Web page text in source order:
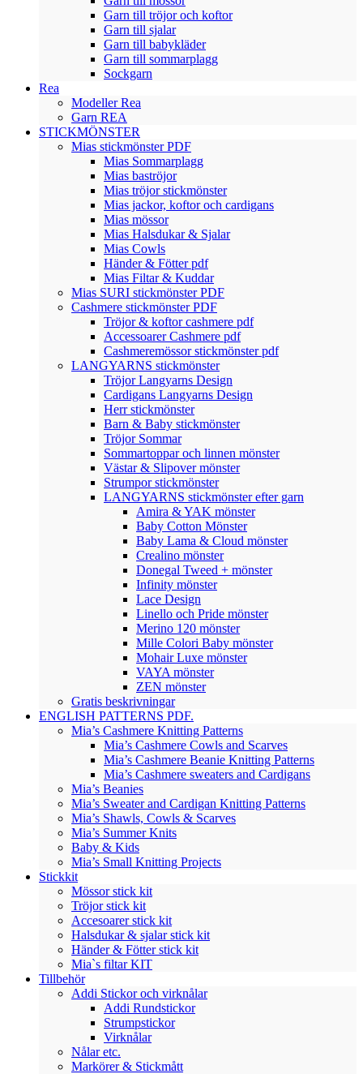
Garn till tröjor och koftor
Garn till sjalar
Garn till babykläder
Garn till sommarplagg
Sockgarn
Rea
Modeller Rea
Garn REA
STICKMÖNSTER
Mias stickmönster PDF
Mias Sommarplagg
Mias baströjor
Mias tröjor stickmönster
Mias jackor, koftor och cardigans
Mias mössor
Mias Halsdukar & Sjalar
Mias Cowls
Händer & Fötter pdf
Mias Filtar & Kuddar
Mias SURI stickmönster PDF
Cashmere stickmönster PDF
Tröjor & koftor cashmere pdf
Accessoarer Cashmere pdf
Cashmeremössor stickmönster pdf
LANGYARNS stickmönster
Tröjor Langyarns Design
Cardigans Langyarns Design
Herr stickmönster
Barn & Baby stickmönster
Tröjor Sommar
Sommartoppar och linnen mönster
Västar & Slipover mönster
Strumpor stickmönster
LANGYARNS stickmönster efter garn
Amira & YAK mönster
Baby Cotton Mönster
Baby Lama & Cloud mönster
Crealino mönster
Donegal Tweed + mönster
Infinity mönster
Lace Design
Linello och Pride mönster
Merino 120 mönster
Mille Colori Baby mönster
Mohair Luxe mönster
VAYA mönster
ZEN mönster
Gratis beskrivningar
ENGLISH PATTERNS PDF.
Mia’s Cashmere Knitting Patterns
Mia’s Cashmere Cowls and Scarves
Mia’s Cashmere Beanie Knitting Patterns
Mia’s Cashmere sweaters and Cardigans
Mia’s Beanies
Mia’s Sweater and Cardigan Knitting Patterns
Mia’s Shawls, Cowls & Scarves
Mia’s Summer Knits
Baby & Kids
Mia’s Small Knitting Projects
Stickkit
Mössor stick kit
Tröjor stick kit
Accesoarer stick kit
Halsdukar & sjalar stick kit
Händer & Fötter stick kit
Mia`s filtar KIT
Tillbehör
Addi Stickor och virknålar
Addi Rundstickor
Strumpstickor
Virknålar
Nålar etc.
Markörer & Stickmått